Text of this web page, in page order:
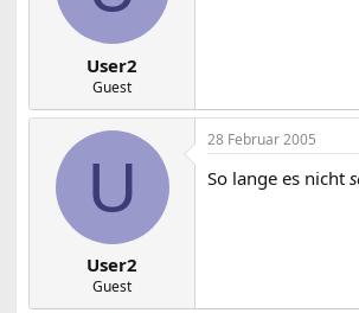
User2
Guest
U
User2
Guest
28 Februar 2005
So lange es nicht